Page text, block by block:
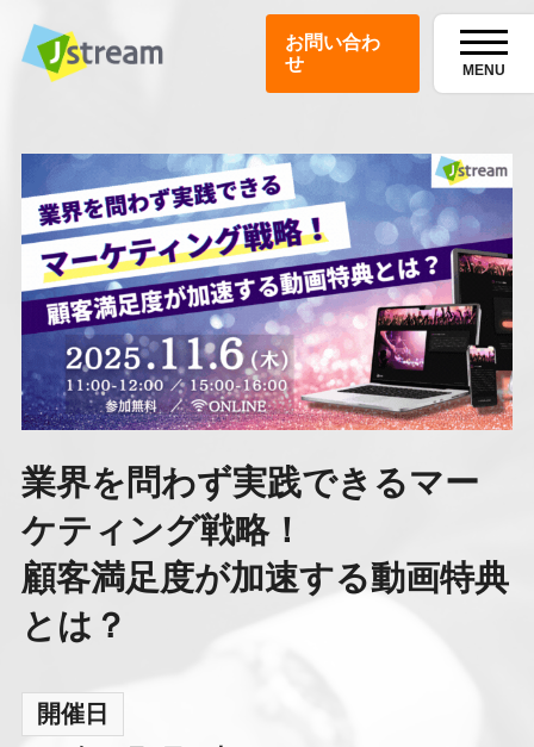
お問い合わ
せ
MENU
業界を問わず実践できるマー
ケティング戦略！
顧客満足度が加速する動画特典
とは？
開催日